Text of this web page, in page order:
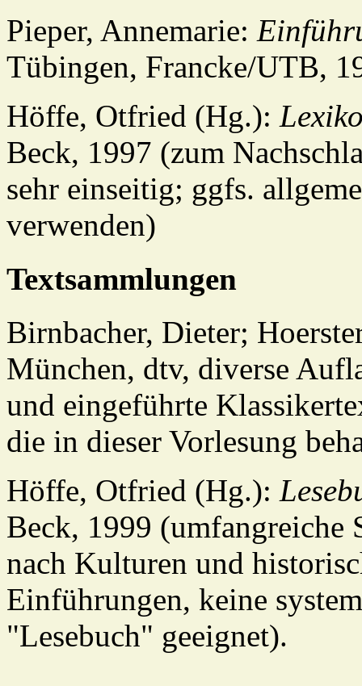
Pieper, Annemarie:
Tübingen, Francke/UTB,
Höffe, Otfried (Hg.):
Beck, 1997 (zum
sehr einseitig; ggfs.
verwenden)
Textsammlungen
Birnbacher, Dieter;
München, dtv, diverse
und eingeführte
die in dieser Vorlesung
Höffe, Otfried (Hg.):
Beck, 1999 (umfangreiche
nach Kulturen und
Einführungen, keine
"Lesebuch" geeignet).